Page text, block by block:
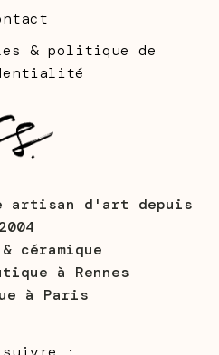
& politique de
artisan d'art depuis
2004
céramique
à Rennes
à Paris